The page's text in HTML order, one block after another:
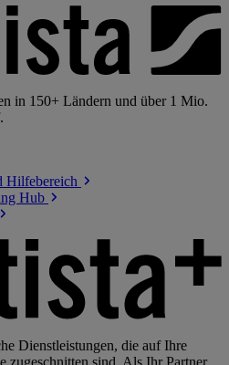
in 150+ Ländern und über 1 Mio.
Hilfebereich
Hub
Dienstleistungen, die auf Ihre
zugeschnitten sind. Als Ihr Partner